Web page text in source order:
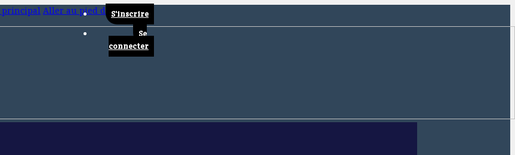
principal Aller au pied de page
S'inscrire
Se
connecter